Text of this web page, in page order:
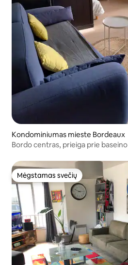
Kondominiumas mieste Bordeaux
Bordo centras, prieiga prie baseino
Mėgstamas svečių
Mėgstamas svečių